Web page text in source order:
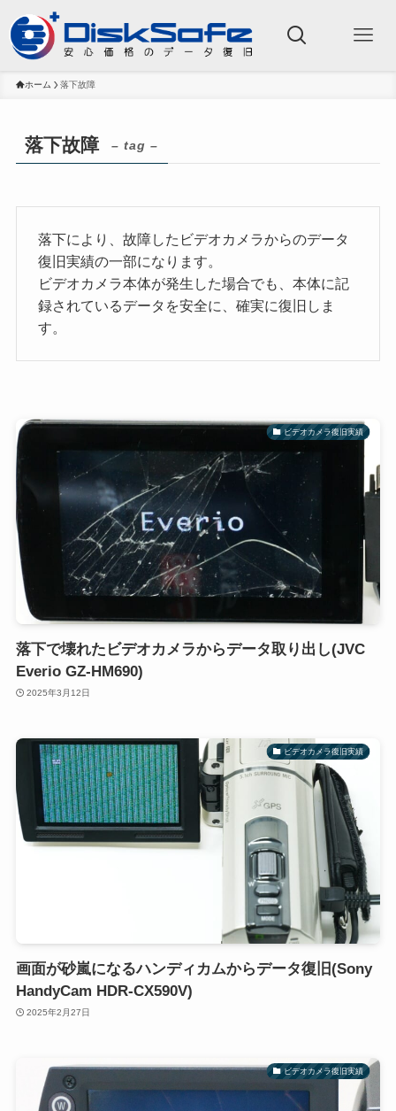
ホーム 落下故障
落下故障 – tag –
落下により、故障したビデオカメラからのデータ
復旧実績の一部になります。
ビデオカメラ本体が発生した場合でも、本体に記
録されているデータを安全に、確実に復旧しま
す。
ビデオカメラ復旧実績
落下で壊れたビデオカメラからデータ取り出し(JVC
Everio GZ-HM690)
2025年3月12日
ビデオカメラ復旧実績
画面が砂嵐になるハンディカムからデータ復旧(Sony
HandyCam HDR-CX590V)
2025年2月27日
ビデオカメラ復旧実績